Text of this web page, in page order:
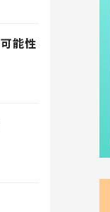
能性